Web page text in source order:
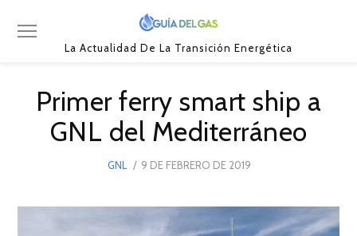
La Actualidad De La Transición Energética
Primer ferry smart ship a
GNL del Mediterráneo
GNL
POSTED
9 DE FEBRERO DE 2019
2019